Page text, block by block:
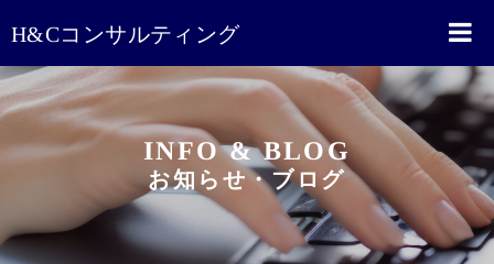
H&Cコンサルティング
INFO & BLOG
お知らせ・ブログ